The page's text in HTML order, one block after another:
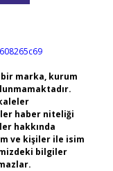
marka, kurum
haber niteliği
hakkında
ve kişiler ile isim
bilgiler